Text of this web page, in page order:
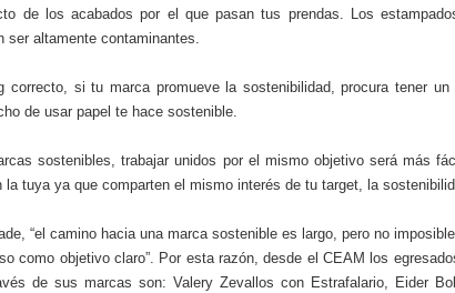
de los acabados por el que pasan tus prendas. Los
ser altamente contaminantes.
correcto, si tu marca promueve la sostenibilidad, procura tener
de usar papel te hace sostenible.
sostenibles, trabajar unidos por el mismo objetivo será más
la tuya ya que comparten el mismo interés de tu target, la
“el camino hacia una marca sostenible es largo, pero no
como objetivo claro”. Por esta razón, desde el CEAM los
de sus marcas son: Valery Zevallos con Estrafalario, Eider